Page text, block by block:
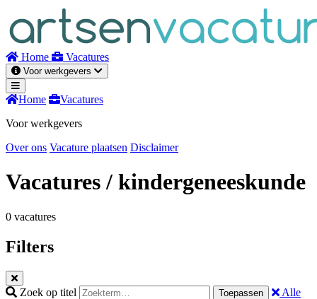
inhoud
Home Vacatures
Voor werkgevers
Home
Vacatures
Voor werkgevers
Over ons Vacature plaatsen Disclaimer
Vacatures/ kindergeneeskunde
0 vacatures
Filters
Zoek op titel Toepassen
Alle